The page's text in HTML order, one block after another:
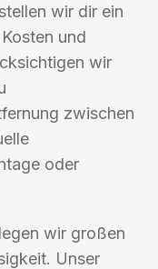
wir dir ein
und
wir
zwischen
oder
wir großen
Unser